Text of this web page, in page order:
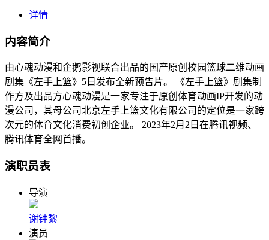
详情
内容简介
由心魂动漫和企鹅影视联合出品的国产原创校园篮球二维动画
剧集《左手上篮》5日发布全新预告片。 《左手上篮》剧集制
作方及出品方心魂动漫是一家专注于原创体育动画IP开发的动
漫公司，其母公司北京左手上篮文化有限公司的定位是一家跨
次元的体育文化消费初创企业。 2023年2月2日在腾讯视频、
腾讯体育全网首播。
演职员表
导演
谢钟黎
演员